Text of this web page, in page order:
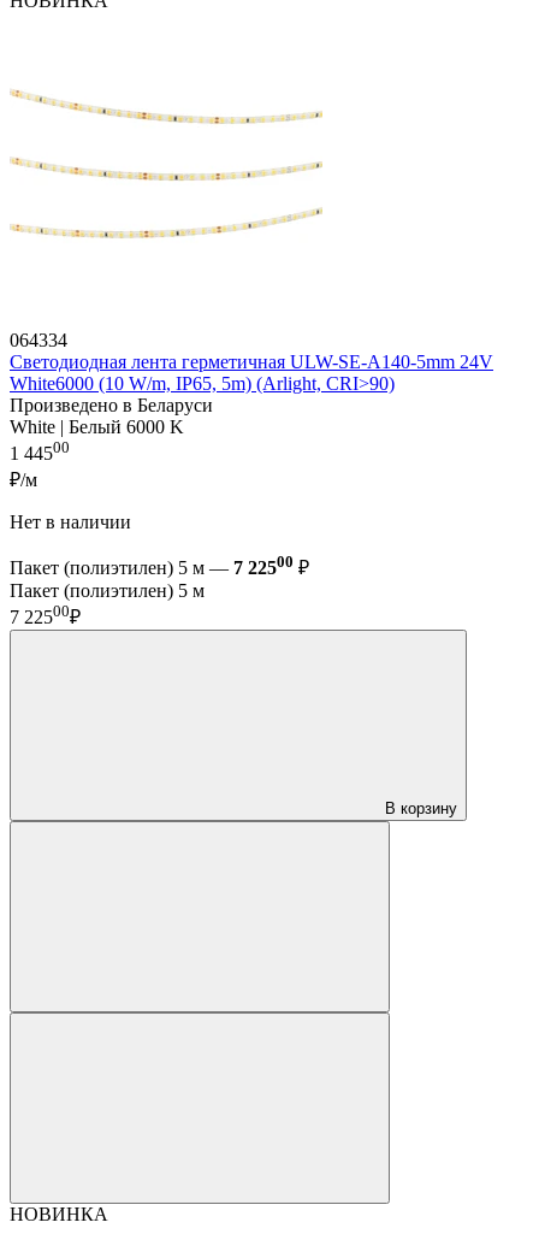
064334
Светодиодная лента герметичная ULW-SE-A140-5mm 24V
White6000 (10 W/m, IP65, 5m) (Arlight, CRI>90)
Произведено в Беларуси
White | Белый 6000 K
1 44500
₽/м
Нет в наличии
Пакет (полиэтилен) 5 м — 7 22500 ₽
Пакет (полиэтилен) 5 м
7 22500₽
В корзину
НОВИНКА